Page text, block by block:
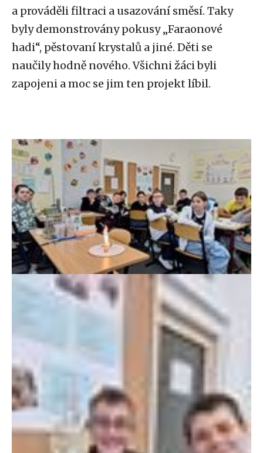
a prováděli filtraci a usazování směsí. Taky
byly demonstrovány pokusy „Faraonové
hadi“, pěstovaní krystalů a jiné. Děti se
naučily hodně nového. Všichni žáci byli
zapojeni a moc se jim ten projekt líbil.